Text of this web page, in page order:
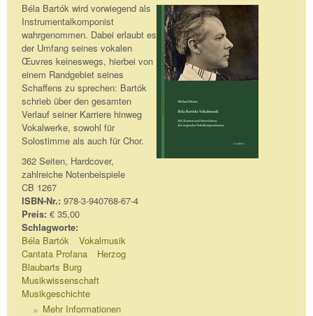
Béla Bartók wird vorwiegend als
Instrumentalkomponist
wahrgenommen. Dabei erlaubt es
der Umfang seines vokalen
Œuvres keineswegs, hierbei von
einem Randgebiet seines
Schaffens zu sprechen: Bartók
schrieb über den gesamten
Verlauf seiner Karriere hinweg
Vokalwerke, sowohl für
Solostimme als auch für Chor.
362 Seiten, Hardcover,
zahlreiche Notenbeispiele
CB 1267
ISBN-Nr.: 978-3-940768-67-4
Preis: € 35,00
Schlagworte:
Béla Bartók
Vokalmusik
Cantata Profana
Herzog
Blaubarts Burg
Musikwissenschaft
Musikgeschichte
Mehr Informationen